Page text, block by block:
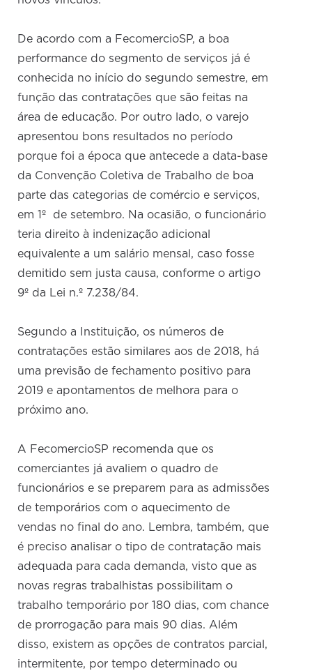
De acordo com a FecomercioSP, a boa
performance do segmento de serviços já é
conhecida no início do segundo semestre, em
função das contratações que são feitas na
área de educação. Por outro lado, o varejo
apresentou bons resultados no período
porque foi a época que antecede a data-base
da Convenção Coletiva de Trabalho de boa
parte das categorias de comércio e serviços,
em 1º de setembro. Na ocasião, o funcionário
teria direito à indenização adicional
equivalente a um salário mensal, caso fosse
demitido sem justa causa, conforme o artigo
9º da Lei n.º 7.238/84.
Segundo a Instituição, os números de
contratações estão similares aos de 2018, há
uma previsão de fechamento positivo para
2019 e apontamentos de melhora para o
próximo ano.
A FecomercioSP recomenda que os
comerciantes já avaliem o quadro de
funcionários e se preparem para as admissões
de temporários com o aquecimento de
vendas no final do ano. Lembra, também, que
é preciso analisar o tipo de contratação mais
adequada para cada demanda, visto que as
novas regras trabalhistas possibilitam o
trabalho temporário por 180 dias, com chance
de prorrogação para mais 90 dias. Além
disso, existem as opções de contratos parcial,
intermitente, por tempo determinado ou